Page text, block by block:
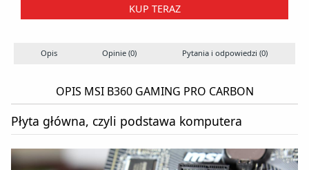
KUP TERAZ
Opis Opinie (0) Pytania i odpowiedzi (0)
OPIS MSI B360 GAMING PRO CARBON
Płyta główna, czyli podstawa komputera